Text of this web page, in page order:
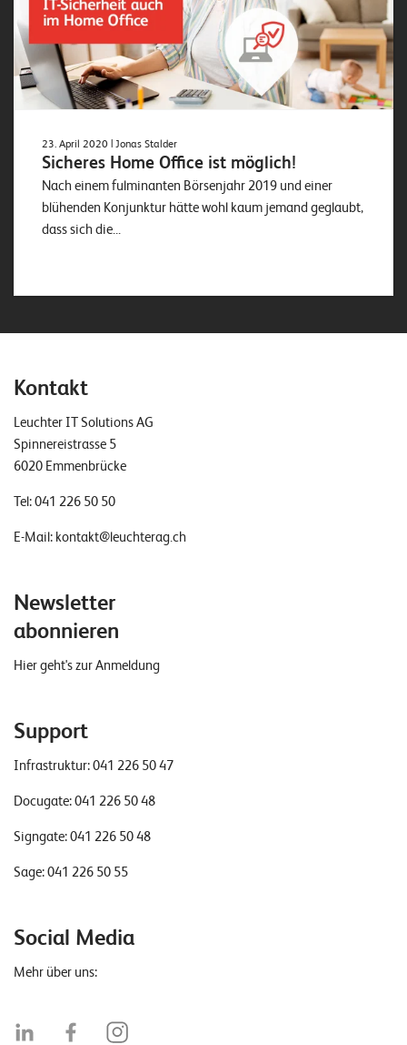
23. April 2020 | Jonas Stalder
Sicheres Home Office ist möglich!
Nach einem fulminanten Börsenjahr 2019 und einer
blühenden Konjunktur hätte wohl kaum jemand geglaubt,
dass sich die...
Kontakt
Leuchter IT Solutions AG
Spinnereistrasse 5
6020 Emmenbrücke
Tel:041 226 50 50
E-Mail: kontakt@leuchterag.ch
Newsletter
abonnieren
Hier geht's zur Anmeldung
Support
Infrastruktur:041 226 50 47
Docugate:041 226 50 48
Signgate:041 226 50 48
Sage:041 226 50 55
Social Media
Mehr über uns: